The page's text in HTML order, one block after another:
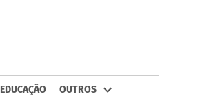
EDUCAÇÃO OUTROS